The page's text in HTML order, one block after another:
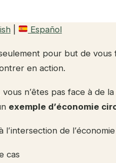
| Español
pour but de
en action.
n’êtes pas face à de
exemple d’économie
l’intersection de
cas